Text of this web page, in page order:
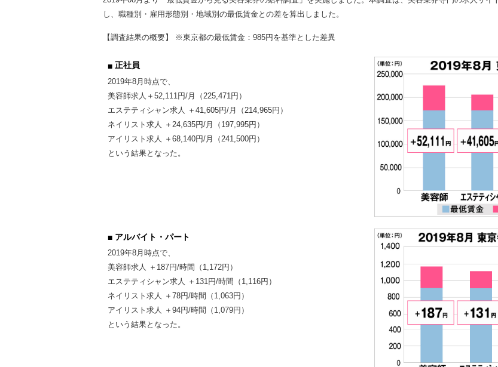
し、職種別・雇用形態別・地域別の最低賃金との差を算出しました。
【調査結果の概要】 ※東京都の最低賃金：985円を基準とした差異
正社員
2019年8月時点で、
美容師求人＋52,111円/月（225,471円）
エステティシャン求人 ＋41,605円/月（214,965円）
ネイリスト求人 ＋24,635円/月（197,995円）
アイリスト求人 ＋68,140円/月（241,500円）
という結果となった。
アルバイト・パート
2019年8月時点で、
美容師求人 ＋187円/時間（1,172円）
エステティシャン求人 ＋131円/時間（1,116円）
ネイリスト求人 ＋78円/時間（1,063円）
アイリスト求人 ＋94円/時間（1,079円）
という結果となった。